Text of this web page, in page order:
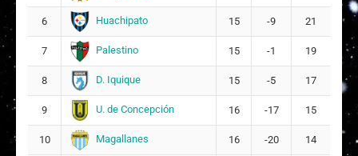
6 Huachipato 15 -9 21
7 Palestino 15 -1 19
8 D. Iquique 15 -5 17
9 U. de Concepción 16 -17 15
10 Magallanes 16 -20 14